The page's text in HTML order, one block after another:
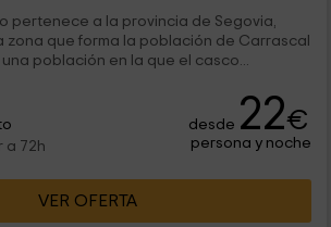
pertenece a la provincia de Segovia,
zona que forma la población de Carrascal
población en la que el casco...
a 72h
desde 22€
persona y noche
VER OFERTA